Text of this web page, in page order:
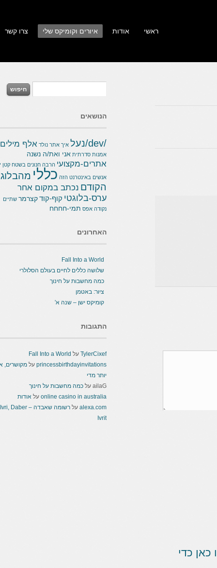
ראשי אודות איורים וקומיקס שלי צרו קשר
כדי
הנושאים
איך אתר נולד אלף מילים
אמנות סדרתית אני ואת/ה נשנה
אתרים-מקצועי הרבה חנונים בשטח קטן יש
אנשים באינטרנט הזה כללימהבלוג
הקודםנכתב במקום אחר
ערס-בלוגטי קוף-קוד קצרמר שתיים
נקודה אפס תמי-חחחח
האחרונים
Fall Into a World
שלושה כללים לחיים בעולם הסלולרי
כמה מחשבות על חינוך
ציור: באטמן
קומיקס ישן – שנה א'
התגובות
TylerCixefעלFall Into a World
princessbirthdayinvitationsעלמקושרים, אבל
יותר מדי
ailaGעלכמה מחשבות על חינוך
online casino in australiaעלאודות
alexa.comעל
רשומה שאבדה – Ivri, Daber